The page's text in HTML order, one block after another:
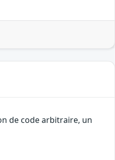
de code arbitraire, un